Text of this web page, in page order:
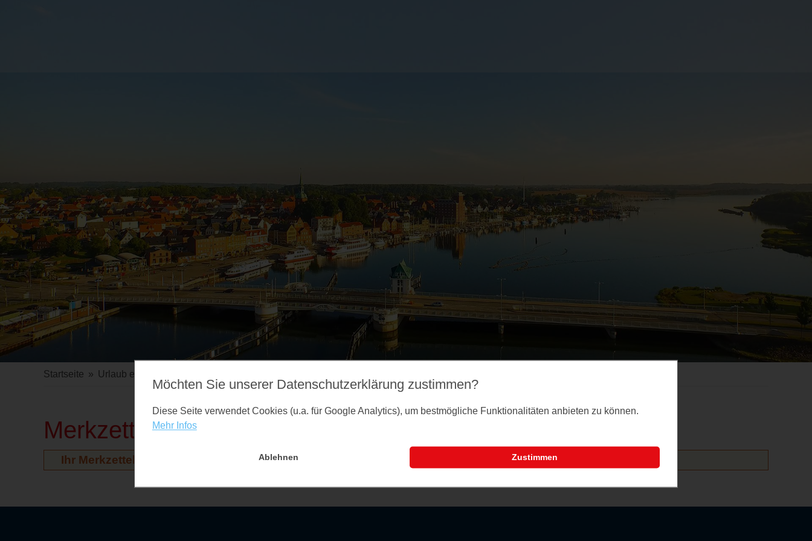
Startseite » Urlaub erleben
Merkzettel
Ihr Merkzettel ist leer. Auf der Veranstaltungsseite können Sie dem Merkzettel Veranstaltungen hinzufügen.
Möchten Sie unserer Datenschutz­erklärung zustimmen?
Diese Seite verwendet Cookies (u.a. für Google Analytics), um bestmögliche Funktionalitäten anbieten zu können.
Mehr Infos
Ablehnen Zustimmen